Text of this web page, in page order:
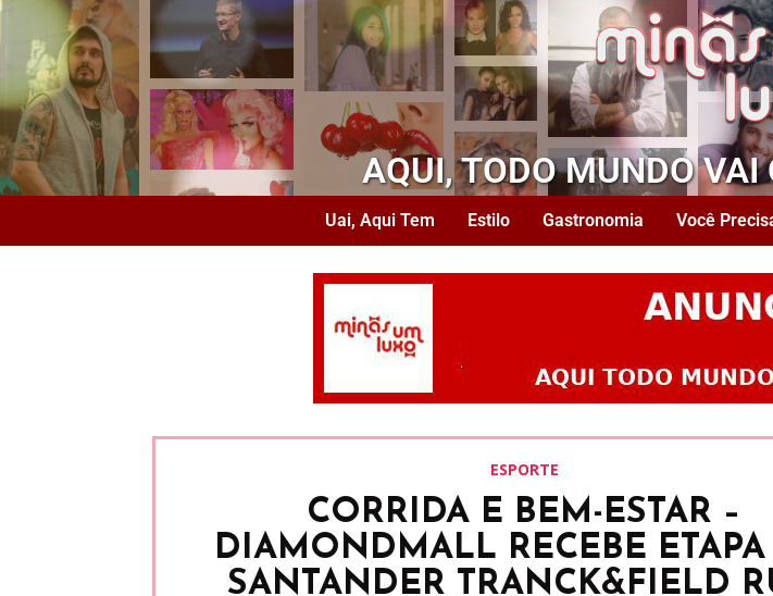
AQUI, TODO MUNDO VAI
Uai, Aqui Tem Estilo Gastronomia Você
ESPORTE
CORRIDA E BEM-ESTAR –
DIAMONDMALL RECEBE
SANTANDER TRANCK&FIELD